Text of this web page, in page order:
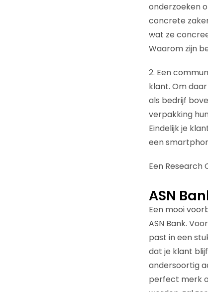
onderzoeken
concrete
wat ze
Waarom zijn
2. Een
klant. Om
als bedrijf
verpakking
Eindelijk je
een
Een
ASN
Een mooi
ASN Bank.
past in een
dat je klant
andersoortig
perfect merk